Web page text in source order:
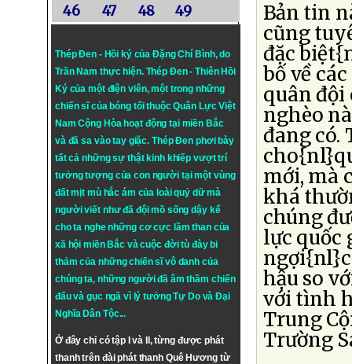
46
47 48 49
Thép Đen - Hồi ký của Đặng Chí Bình, do
Trần Nam thực hiện. Thép Đen- Thiên Hồi
Ký của một điện viên, một trong những
chiến sĩ của bóng tối thuộc Quân Lực Việt
Nam Cộng Hòa hoạt động tại miền Bắc
và đã sa vào tay giặc. Thép Đen phơi bày
tất cả những sự thật kinh khiếp vượt trí
tưởng tượng của con người tại một vùng
đất mịt mù hắc ám của loài quỷ dữ mà
người viết như đã đội mồ sống dậy kể
cho ta nghe những cơ cực lầm than của
xã hội miền Bắc và cuộc đời tù đày bi
thảm của những chiến sĩ vô danh của
chúng ta, những người đã âm thầm chiến
đấu và gục ngã vì lý tưởngTự DovàĐại
Nghĩa Dân Tộc...
Ở đây chỉ có tập I và II, từng được phát
thanh trên đài phát thanh Quê Hương từ
Bản tin
cũng
đặc
bố về
quân đội
nghèo
đang có.
mới, mà
khá
chúng
lực quốc
hậu so
với tình
Trung
Trường